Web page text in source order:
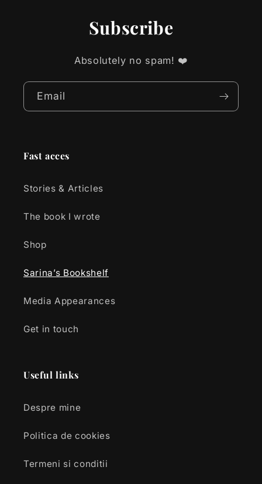
Subscribe
Absolutely no spam! ❤️
Email
Fast acces
Stories & Articles
The book I wrote
Shop
Sarina’s Bookshelf
Media Appearances
Get in touch
Useful links
Despre mine
Politica de cookies
Termeni si conditii